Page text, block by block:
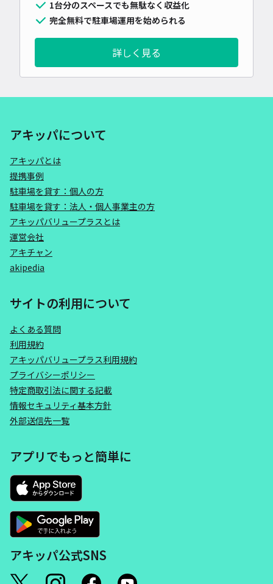
1台分のスペースでも無駄なく収益化
完全無料で駐車場運用を始められる
詳しく見る
アキッパについて
アキッパとは
提携事例
駐車場を貸す：個人の方
駐車場を貸す：法人・個人事業主の方
アキッパバリュープラスとは
運営会社
アキチャン
akipedia
サイトの利用について
よくある質問
利用規約
アキッパバリュープラス利用規約
プライバシーポリシー
特定商取引法に関する記載
情報セキュリティ基本方針
外部送信先一覧
アプリでもっと簡単に
アキッパ公式SNS